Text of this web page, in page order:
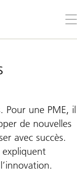
le
Pour une PME, il
de nouvelles
avec succès.
expliquent